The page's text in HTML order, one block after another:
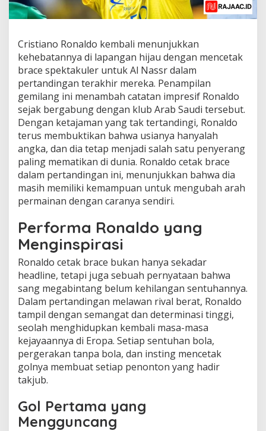
Cristiano Ronaldo kembali menunjukkan
kehebatannya di lapangan hijau dengan mencetak
brace spektakuler untuk Al Nassr dalam
pertandingan terakhir mereka. Penampilan
gemilang ini menambah catatan impresif Ronaldo
sejak bergabung dengan klub Arab Saudi tersebut.
Dengan ketajaman yang tak tertandingi, Ronaldo
terus membuktikan bahwa usianya hanyalah
angka, dan dia tetap menjadi salah satu penyerang
paling mematikan di dunia. Ronaldo cetak brace
dalam pertandingan ini, menunjukkan bahwa dia
masih memiliki kemampuan untuk mengubah arah
permainan dengan caranya sendiri.
Performa Ronaldo yang
Menginspirasi
Ronaldo cetak brace bukan hanya sekadar
headline, tetapi juga sebuah pernyataan bahwa
sang megabintang belum kehilangan sentuhannya.
Dalam pertandingan melawan rival berat, Ronaldo
tampil dengan semangat dan determinasi tinggi,
seolah menghidupkan kembali masa-masa
kejayaannya di Eropa. Setiap sentuhan bola,
pergerakan tanpa bola, dan insting mencetak
golnya membuat setiap penonton yang hadir
takjub.
Gol Pertama yang
Mengguncang